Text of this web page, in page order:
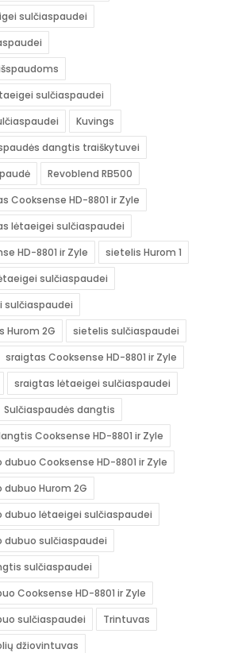
sulčiaspaudei
sulčiaspaudei
Kuvings
dangtis traiškytuvei
Revoblend RB500
Cooksense HD-8801 ir Zyle
lėtaeigei sulčiaspaudei
HD-8801 ir Zyle
sietelis Hurom 1
sulčiaspaudei
sulčiaspaudei
Hurom 2G
sietelis sulčiaspaudei
sraigtas Cooksense HD-8801 ir Zyle
sraigtas lėtaeigei sulčiaspaudei
Sulčiaspaudės dangtis
Cooksense HD-8801 ir Zyle
Cooksense HD-8801 ir Zyle
Hurom 2G
dubuo lėtaeigei sulčiaspaudei
dubuo sulčiaspaudei
sulčiaspaudei
Cooksense HD-8801 ir Zyle
sulčiaspaudei
Trintuvas
džiovintuvas